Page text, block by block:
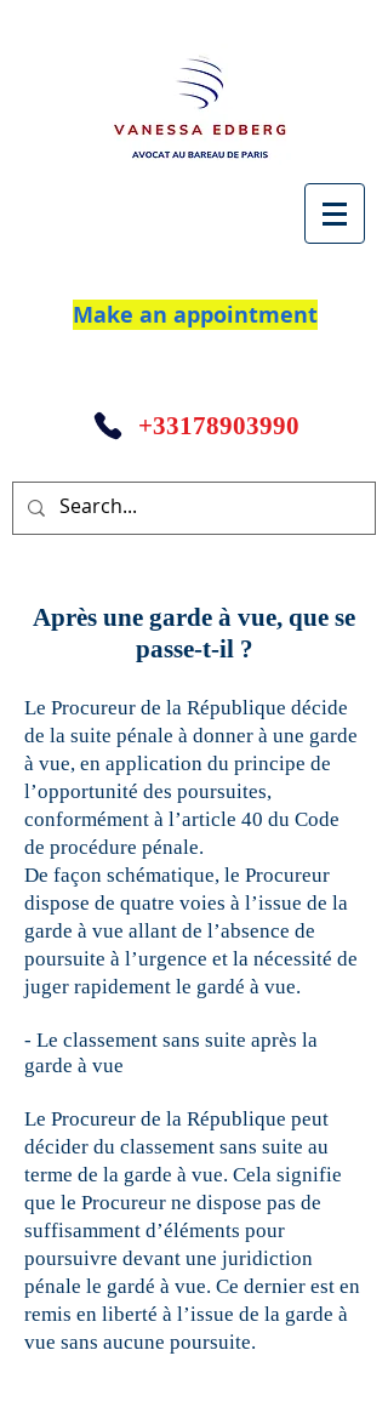
Make an appointment
+33178903990
Après une garde à vue, que se
passe-t-il ?
Le Procureur de la République décide
de la suite pénale à donner à une garde
à vue, en application du principe de
l’opportunité des poursuites,
conformément à l’article 40 du Code
de procédure pénale.
De façon schématique, le Procureur
dispose de quatre voies à l’issue de la
garde à vue allant de l’absence de
poursuite à l’urgence et la nécessité de
juger rapidement le gardé à vue.
- Le classement sans suite après la
garde à vue
Le Procureur de la République peut
décider du classement sans suite au
terme de la garde à vue. Cela signifie
que le Procureur ne dispose pas de
suffisamment d’éléments pour
poursuivre devant une juridiction
pénale le gardé à vue. Ce dernier est en
remis en liberté à l’issue de la garde à
vue sans aucune poursuite.